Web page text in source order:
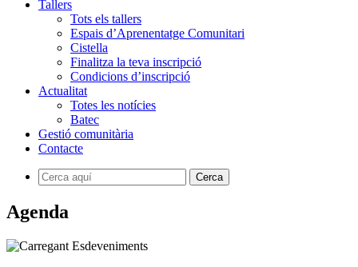
Tallers
Tots els tallers
Espais d’Aprenentatge Comunitari
Cistella
Finalitza la teva inscripció
Condicions d’inscripció
Actualitat
Totes les notícies
Batec
Gestió comunitària
Contacte
Agenda